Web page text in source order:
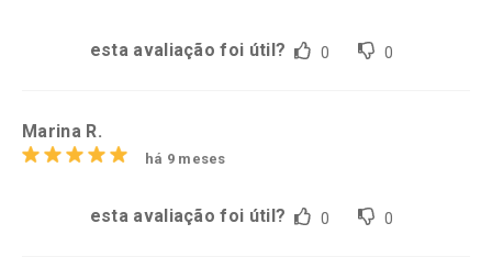
esta avaliação foi útil? 0 0
Marina R.
há 9 meses
esta avaliação foi útil? 0 0